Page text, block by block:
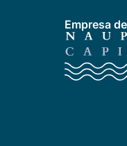
Empresa